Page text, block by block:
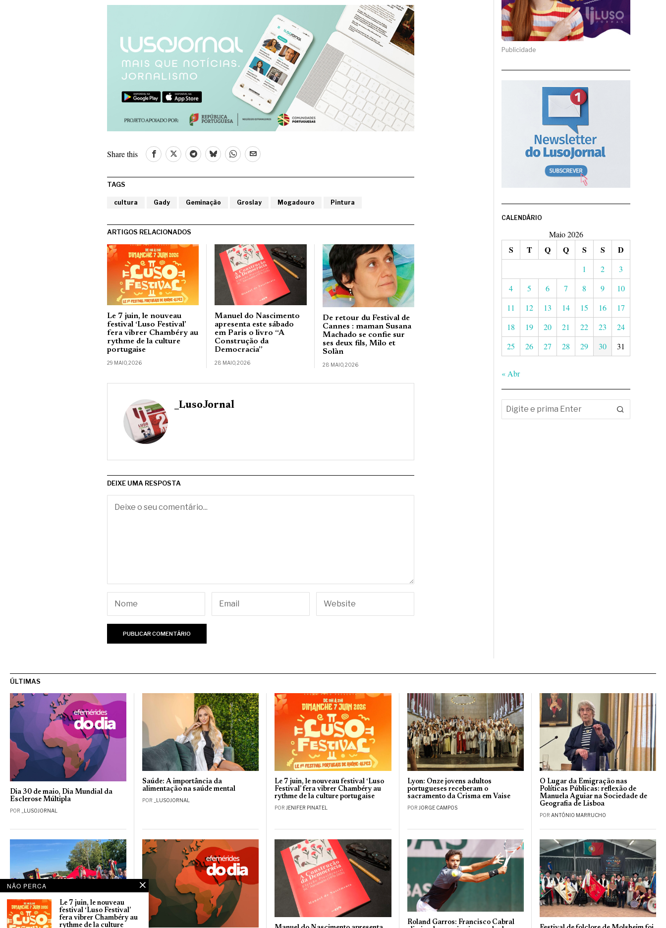
Share this
TAGS
cultura Gady Geminação Groslay Mogadouro Pintura
ARTIGOS RELACIONADOS
Le 7 juin, le nouveau
festival ‘Luso Festival’
fera vibrer Chambéry au
rythme de la culture
portugaise
29 MAIO, 2026
Manuel do Nascimento
apresenta este sábado
em Paris o livro “A
Construção da
Democracia”
28 MAIO, 2026
De retour du Festival de
Cannes : maman Susana
Machado se confie sur
ses deux fils, Milo et
Solàn
28 MAIO, 2026
_LusoJornal
DEIXE UMA RESPOSTA
Publicidade
CALENDÁRIO
Maio 2026
S T Q Q S S D
1 2
3
4
5 6 7 8 9
10
11
12 13 14 15 16
17
18
19 20 21 22 23
24
25
26 27 28 29 30 31
« Abr
ÚLTIMAS
Dia 30 de maio, Dia Mundial da
Esclerose Múltipla
POR _LUSOJORNAL
Saúde: A importância da
alimentação na saúde mental
POR _LUSOJORNAL
Le 7 juin, le nouveau festival ‘Luso
Festival’ fera vibrer Chambéry au
rythme de la culture portugaise
POR JENIFER PINATEL
Lyon: Onze jovens adultos
portugueses receberam o
sacramento da Crisma em Vaise
POR JORGE CAMPOS
O Lugar da Emigração nas
Políticas Públicas: reflexão de
Manuela Aguiar na Sociedade de
Geografia de Lisboa
POR ANTÓNIO MARRUCHO
Roland Garros: Francisco Cabral
NÃO PERCA
Le 7 juin, le nouveau
festival ‘Luso Festival’
fera vibrer Chambéry au
rythme de la culture